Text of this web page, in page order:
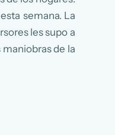
semana. La
les supo a
de la